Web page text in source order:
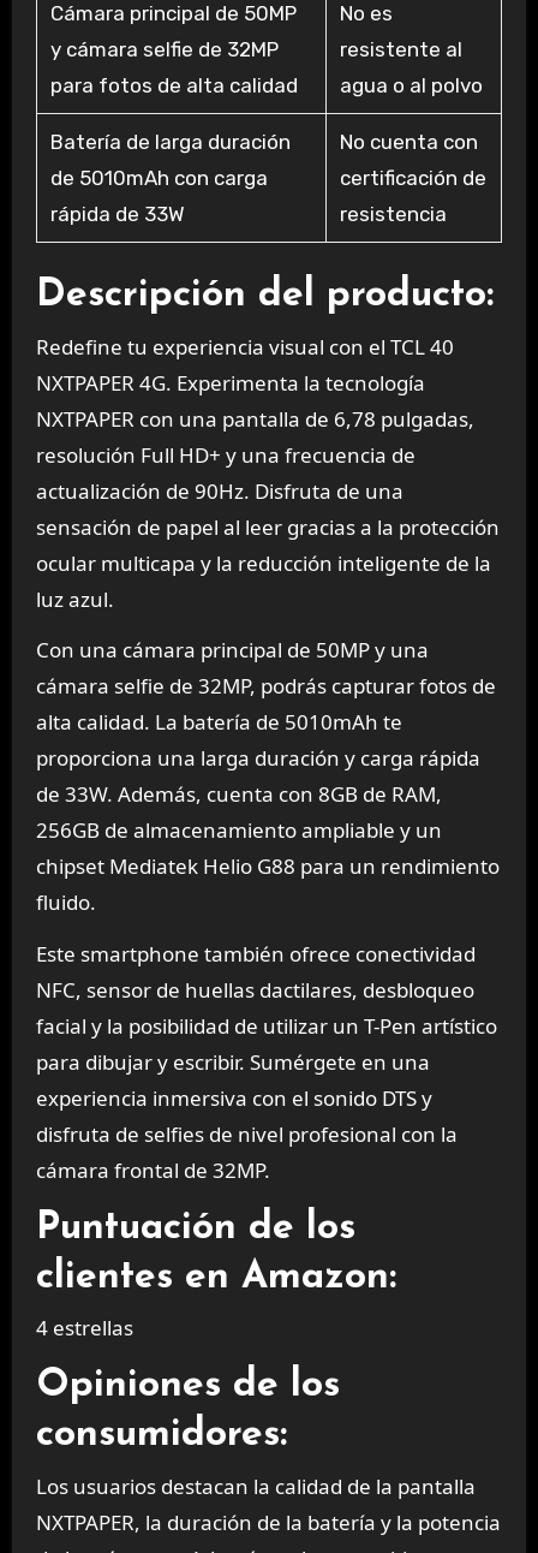
Cámara principal de 50MP
y cámara selfie de 32MP
para fotos de alta calidad
No es
resistente al
agua o al polvo
Batería de larga duración
de 5010mAh con carga
rápida de 33W
No cuenta con
certificación de
resistencia
Descripción del producto:
Redefine tu experiencia visual con el TCL 40
NXTPAPER 4G. Experimenta la tecnología
NXTPAPER con una pantalla de 6,78 pulgadas,
resolución Full HD+ y una frecuencia de
actualización de 90Hz. Disfruta de una
sensación de papel al leer gracias a la protección
ocular multicapa y la reducción inteligente de la
luz azul.
Con una cámara principal de 50MP y una
cámara selfie de 32MP, podrás capturar fotos de
alta calidad. La batería de 5010mAh te
proporciona una larga duración y carga rápida
de 33W. Además, cuenta con 8GB de RAM,
256GB de almacenamiento ampliable y un
chipset Mediatek Helio G88 para un rendimiento
fluido.
Este smartphone también ofrece conectividad
NFC, sensor de huellas dactilares, desbloqueo
facial y la posibilidad de utilizar un T-Pen artístico
para dibujar y escribir. Sumérgete en una
experiencia inmersiva con el sonido DTS y
disfruta de selfies de nivel profesional con la
cámara frontal de 32MP.
Puntuación de los
clientes en Amazon:
4 estrellas
Opiniones de los
consumidores:
Los usuarios destacan la calidad de la pantalla
NXTPAPER, la duración de la batería y la potencia